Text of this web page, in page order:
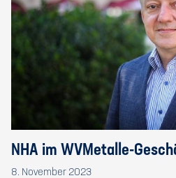
NHA im WVMetalle-
8. November 2023